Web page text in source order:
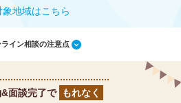
象地域はこちら
イン相談の注意点
面談完了で もれなく